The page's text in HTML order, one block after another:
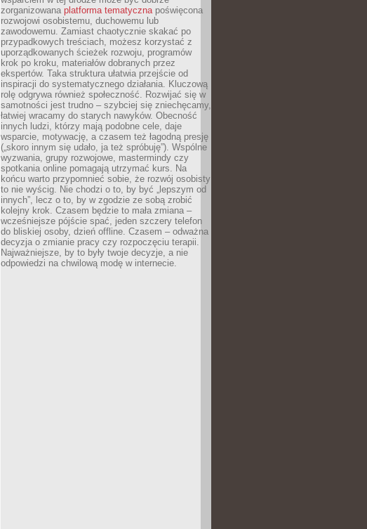
zorganizowana platforma tematycznapoświęcona
rozwojowi osobistemu, duchowemu lub
zawodowemu. Zamiast chaotycznie skakać po
przypadkowych treściach, możesz korzystać z
uporządkowanych ścieżek rozwoju, programów
krok po kroku, materiałów dobranych przez
ekspertów. Taka struktura ułatwia przejście od
inspiracji do systematycznego działania. Kluczową
rolę odgrywa również społeczność. Rozwijać się w
samotności jest trudno – szybciej się zniechęcamy,
łatwiej wracamy do starych nawyków. Obecność
innych ludzi, którzy mają podobne cele, daje
wsparcie, motywację, a czasem też łagodną presję
(„skoro innym się udało, ja też spróbuję”). Wspólne
wyzwania, grupy rozwojowe, mastermindy czy
spotkania online pomagają utrzymać kurs. Na
końcu warto przypomnieć sobie, że rozwój osobisty
to nie wyścig. Nie chodzi o to, by być „lepszym od
innych”, lecz o to, by w zgodzie ze sobą zrobić
kolejny krok. Czasem będzie to mała zmiana –
wcześniejsze pójście spać, jeden szczery telefon
do bliskiej osoby, dzień offline. Czasem – odważna
decyzja o zmianie pracy czy rozpoczęciu terapii.
Najważniejsze, by to były twoje decyzje, a nie
odpowiedzi na chwilową modę w internecie.